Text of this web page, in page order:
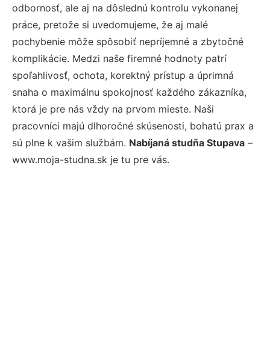
odbornosť, ale aj na dôslednú kontrolu vykonanej
práce, pretože si uvedomujeme, že aj malé
pochybenie môže spôsobiť nepríjemné a zbytočné
komplikácie. Medzi naše firemné hodnoty patrí
spoľahlivosť, ochota, korektný prístup a úprimná
snaha o maximálnu spokojnosť každého zákazníka,
ktorá je pre nás vždy na prvom mieste. Naši
pracovníci majú dlhoročné skúsenosti, bohatú prax a
sú plne k vašim službám. Nabíjaná studňa Stupava –
www.moja-studna.sk je tu pre vás.